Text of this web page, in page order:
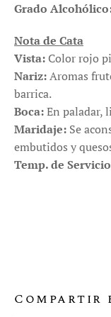
Grado
Nota de Cata
Vista: Color rojo
Nariz:Aromas
barrica.
Boca:En paladar,
Maridaje: Se
embutidos y
Temp. de
Compartir